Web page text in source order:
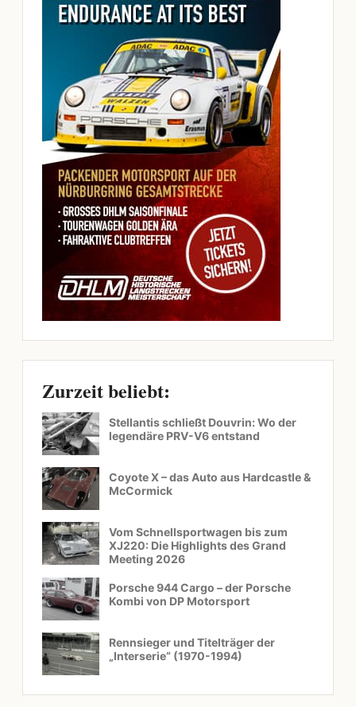
Zurzeit beliebt:
Stellantis schließt Douvrin: Wo der
legendäre PRV-V6 entstand
Coyote X – das Auto aus Hardcastle &
McCormick
Vom Schnellsportwagen bis zum
XJ220: Die Highlights des Grand
Meeting 2026
Porsche 944 Cargo – der Porsche
Kombi von DP Motorsport
Rennsieger und Titelträger der
„Interserie“ (1970-1994)